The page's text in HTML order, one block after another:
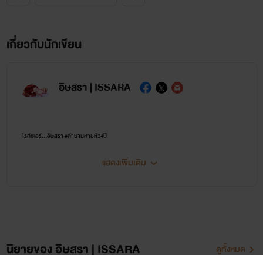
เกี่ยวกับนักเขียน
อิษสรา | ISSARA
ไรท์เตอร์...อิษสรา #ตำนานหายหัว4ปี
ขออภัยสำหรับคนที่ชื่นชอบ NC แบบจัดหนักจัดเต็ม 💜
แสดงเพิ่มเติม
นิยายของ อิษสรา | ISSARA ดูทั้งหมด